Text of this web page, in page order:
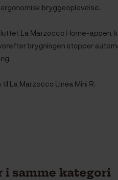
bryggeoplevelse.
La Marzocco Home-appen,
brygningen stopper
La Marzocco Linea Mini R.
i samme kategori